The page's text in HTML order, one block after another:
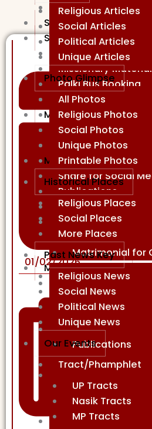
Religious Articles
Social Articles
Political Articles
Unique Articles
Photo Glimpse
All Photos
Religious Photos
Social Photos
Unique Photos
Printable Photos
Historical Places
Religious Places
Social Places
More Places
Past News Key
Religious News
Social News
Political News
Unique News
Our Events
Tract/Phamphlet
UP Tracts
Nasik Tracts
MP Tracts
Change Makers
Social Visionaries
Sales Books
Missionary Books
Missionary Material
Palki Bus Booking
Raagi/Singers
Mission News Hub
Newspaper Links
Newspaper pdf
Media
Share for Social
Publications
Path/Kirtan/Speech
Matromonial
Matrimonial for
Matrimonial for
More Languages
English
Publications
Media
Hindi
Publications
Media
Publications
Media
Gujrati
01/02/2026